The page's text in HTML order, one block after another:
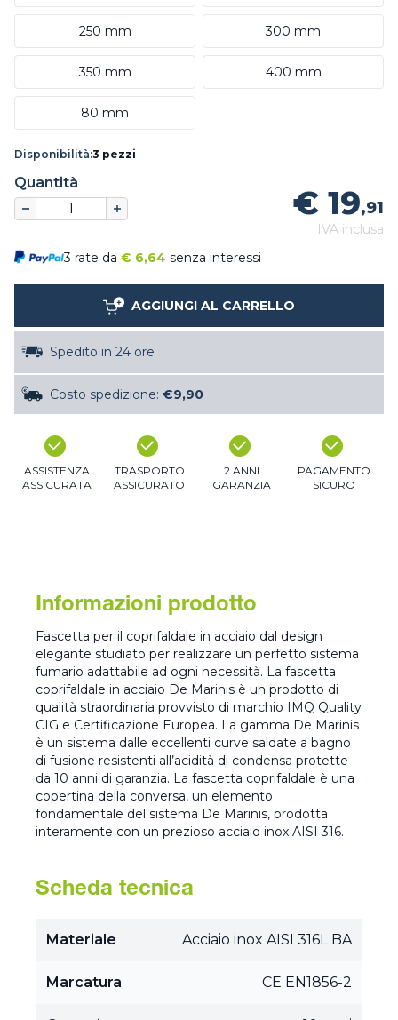
250 mm 300 mm
350 mm 400 mm
80 mm
Disponibilità:3 pezzi
Quantità
€ 19,91
IVA inclusa
3 rate da € 6,64 senza interessi
AGGIUNGI AL CARRELLO
Spedito in 24 ore
Costo spedizione: €9,90
ASSISTENZA
ASSICURATA
TRASPORTO
ASSICURATO
2 ANNI
GARANZIA
PAGAMENTO
SICURO
Informazioni prodotto
Fascetta per il coprifaldale in acciaio dal design
elegante studiato per realizzare un perfetto sistema
fumario adattabile ad ogni necessità. La fascetta
coprifaldale in acciaio De Marinis è un prodotto di
qualità straordinaria provvisto di marchio IMQ Quality
CIG e Certificazione Europea. La gamma De Marinis
è un sistema dalle eccellenti curve saldate a bagno
di fusione resistenti all’acidità di condensa protette
da 10 anni di garanzia. La fascetta coprifaldale è una
copertina della conversa, un elemento
fondamentale del sistema De Marinis, prodotta
interamente con un prezioso acciaio inox AISI 316.
Scheda tecnica
Materiale Acciaio inox AISI 316L BA
Marcatura CE EN1856-2